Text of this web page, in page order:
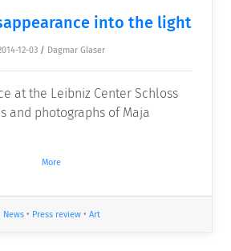
into the light
12-03 / Dagmar Glaser
at the Leibniz Center Schloss
and photographs of Maja
More
News• Press review• Art